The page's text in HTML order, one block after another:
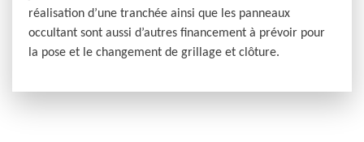
réalisation d’une tranchée ainsi que les panneaux
occultant sont aussi d’autres financement à prévoir pour
la pose et le changement de grillage et clôture.